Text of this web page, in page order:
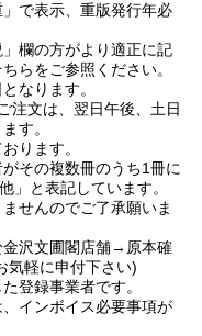
で表示、重版発行年必
欄の方がより適正に記
らをご参照ください。
なります。
注文は、翌日午後、土日
す。
ります。
その複数冊のうち1冊に
」と表記しています。
せんのでご了承願いま
沢文圃閣店舗→原本確
気軽に申付下さい)
登録事業者です。
インボイス必要事項が